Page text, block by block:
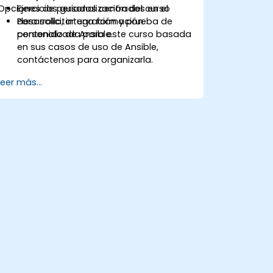
Ejercicios guiados centrados en el
desarrollo, integración y prueba de
contenido de Ansible.
de personalización del curso
Para solicitar una formación
personalizada para este curso basada
en sus casos de uso de Ansible,
contáctenos para organizarla.
más...